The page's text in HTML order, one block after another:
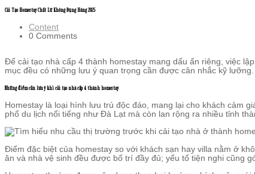
Cải Tạo Homestay Chất Lừ Không Đụng Hàng 2025
Content
0 Comments
Để cải tạo nhà cấp 4 thành homestay mang dấu ấn riêng, việc
mục đều có những lưu ý quan trọng cần được cân nhắc kỹ
Những điểm cần lưu ý khi cải tạo nhà cấp 4 thành homestay
Homestay là loại hình lưu trú độc đáo, mang lại cho khách cảm
phố du lịch nổi tiếng như Đà Lạt mà còn lan rộng ra nhiều tỉnh
Điểm đặc biệt của homestay so với khách sạn hay villa nằm ở
ăn và nhà vệ sinh đều được bố trí đầy đủ; yếu tố tiện nghi cũng